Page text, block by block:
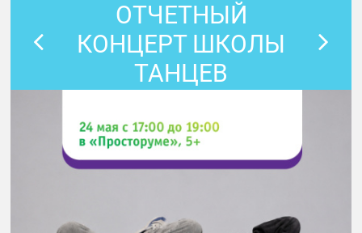
ОТЧЕТНЫЙ
КОНЦЕРТ ШКОЛЫ
ТАНЦЕВ